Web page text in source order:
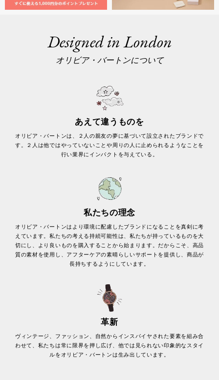
Designed in London
オリビア・バートンについて
あえて違うものを
オリビア・バートンは、２人の親友の夢に基づいて設立されたブランドで
す。２人は他ではやっていないことや周りの人に止められるようなことを
行い業界にインパクトを与えている。
私たちの理念
オリビア・バートンはより環境に配慮したブランドになることを真剣に考
えています。私たちの考える持続可能性は、私たちが持っているものを大
切にし、より良いものを購入することから始まります。だからこそ、高品
質の素材を使用し、アフターケアの素晴らしいサポートを提供し、商品が
長持ちするようにしています。
革新
ヴィンテージ、ファッション、自然からインスパイヤされた要素を組み合
わせて、私たちは常に限界を押し広げ、他では見られない印象的なスタイ
ルをオリビア・バートンは生み出しています。